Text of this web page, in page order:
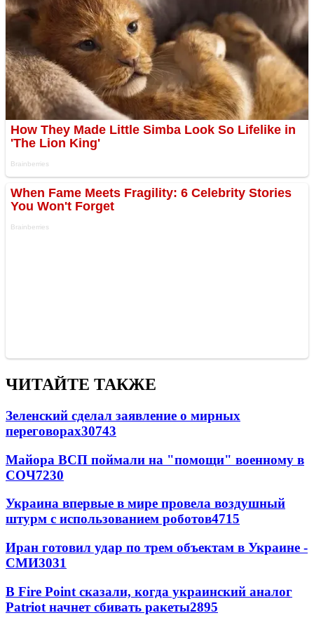
ЧИТАЙТЕ ТАКЖЕ
Зеленский сделал заявление о мирных
переговорах30743
Майора ВСП поймали на "помощи" военному в
СОЧ7230
Украина впервые в мире провела воздушный
штурм с использованием роботов4715
Иран готовил удар по трем объектам в Украине -
СМИ3031
В Fire Point сказали, когда украинский аналог
Patriot начнет сбивать ракеты2895